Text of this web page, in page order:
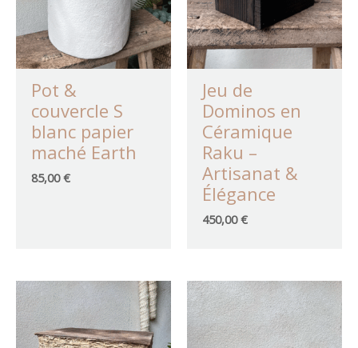
un avis.
Pot &
couvercle S
blanc papier
maché Earth
85,00€
Jeu de
Dominos en
Céramique
Raku –
Artisanat &
Élégance
450,00€